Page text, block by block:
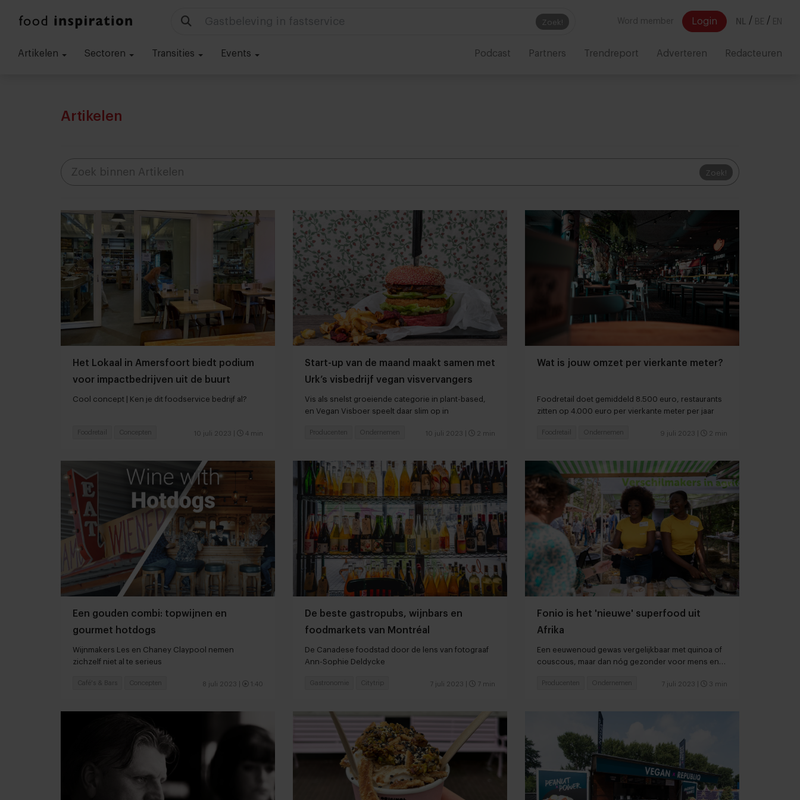
Zoek!
Technologie in foodservice Word member Login NL / BE / EN
Artikelen Sectoren Transities Events Podcast Partners Trendreport Adverteren Redacteuren
Artikelen
Zoek!
Het Lokaal in Amersfoort biedt podium
voor impactbedrijven uit de buurt
Cool concept | Ken je dit foodservice bedrijf al?
10 juli 2023 4 min
Foodretail Concepten
Start-up van de maand maakt samen met
Urk’s visbedrijf vegan visvervangers
Vis als snelst groeiende categorie in plant-based,
en Vegan Visboer speelt daar slim op in
10 juli 2023 2 min
Producenten Ondernemen
Wat is jouw omzet per vierkante meter?
Foodretail doet gemiddeld 8.500 euro, restaurants
zitten op 4.000 euro per vierkante meter per jaar
9 juli 2023 2 min
Foodretail Ondernemen
Een gouden combi: topwijnen en
gourmet hotdogs
Wijnmakers Les en Chaney Claypool nemen
zichzelf niet al te serieus
8 juli 2023 1:40
Café's & Bars Concepten
De beste gastropubs, wijnbars en
foodmarkets van Montréal
De Canadese foodstad door de lens van fotograaf
Ann-Sophie Deldycke
7 juli 2023 7 min
Gastronomie Citytrip
Fonio is het 'nieuwe' superfood uit
Afrika
Een eeuwenoud gewas vergelijkbaar met quinoa of
couscous, maar dan nóg gezonder voor mens en
7 juli 2023 3 min
Producenten Ondernemen